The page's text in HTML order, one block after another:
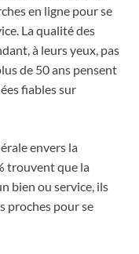
en ligne pour se
La qualité des
à leurs yeux, pas
de 50 ans pensent
fiables sur
envers la
trouvent que la
bien ou service, ils
proches pour se